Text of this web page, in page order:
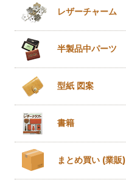
レザーチャーム
半製品中パーツ
型紙 図案
書籍
まとめ買い (業販)